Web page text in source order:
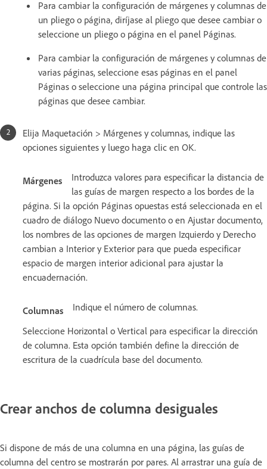
Para cambiar la configuración de márgenes y columnas de
un pliego o página, diríjase al pliego que desee cambiar o
seleccione un pliego o página en el panel Páginas.
Para cambiar la configuración de márgenes y columnas de
varias páginas, seleccione esas páginas en el panel
Páginas o seleccione una página principal que controle las
páginas que desee cambiar.
Elija Maquetación > Márgenes y columnas, indique las
opciones siguientes y luego haga clic en OK.
Márgenes
Introduzca valores para especificar la distancia de
las guías de margen respecto a los bordes de la
página. Si la opción Páginas opuestas está seleccionada en el
cuadro de diálogo Nuevo documento o en Ajustar documento,
los nombres de las opciones de margen Izquierdo y Derecho
cambian a Interior y Exterior para que pueda especificar
espacio de margen interior adicional para ajustar la
encuadernación.
Columnas
Indique el número de columnas.
Seleccione Horizontal o Vertical para especificar la dirección
de columna. Esta opción también define la dirección de
escritura de la cuadrícula base del documento.
Crear anchos de columna desiguales
Si dispone de más de una columna en una página, las guías de
columna del centro se mostrarán por pares. Al arrastrar una guía de